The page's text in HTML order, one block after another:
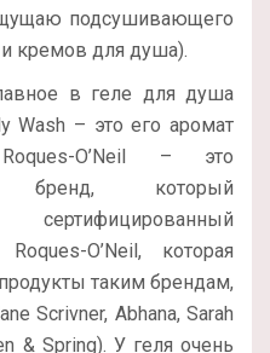
подсушивающего
кремов для душа).
в геле для душа
Wash – это его аромат
O’Neil – это
бренд, который
O’Neil, которая
таким брендам,
Scrivner, Abhana, Sarah
& Spring). У геля очень